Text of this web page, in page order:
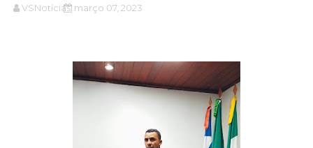
VSNotícias março 07, 2023